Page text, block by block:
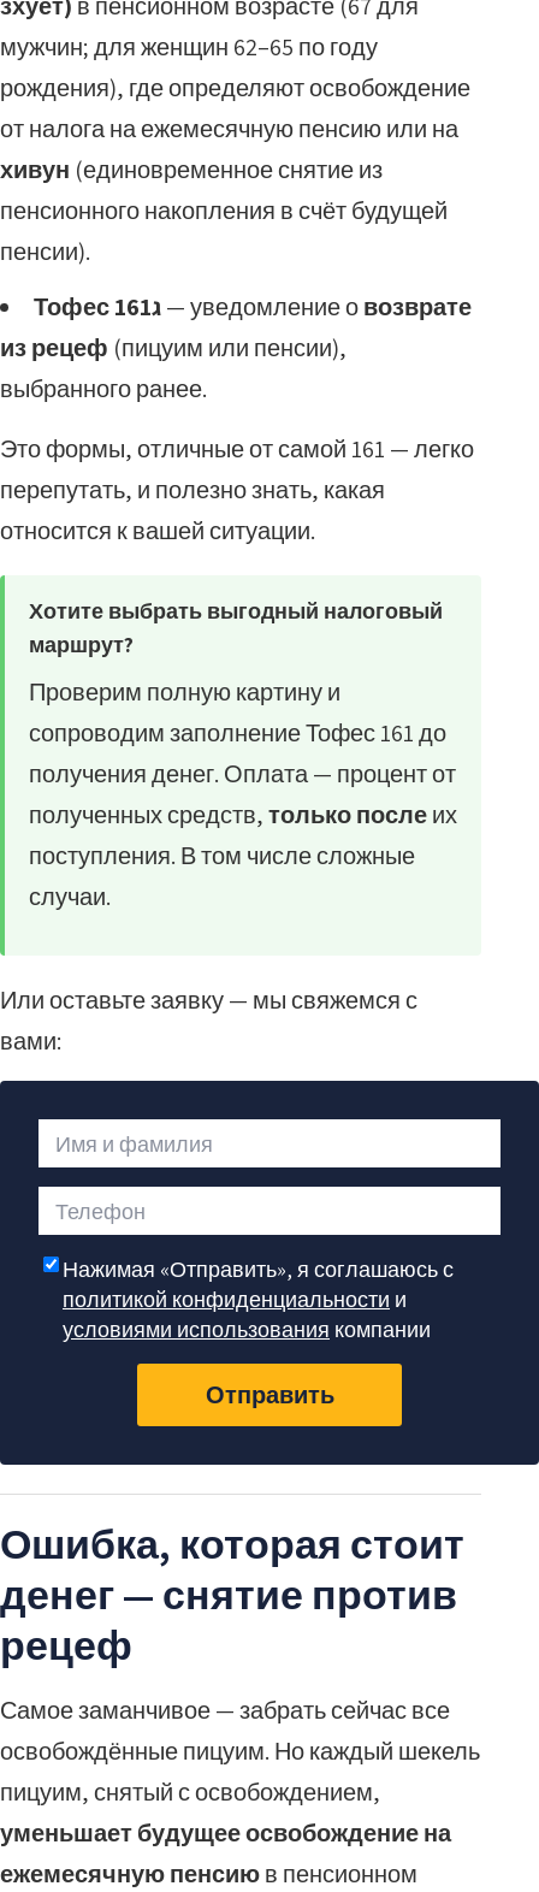
мужчин; для женщин 62–65 по году
рождения), где определяют освобождение
от налога на ежемесячную пенсию или на
хивун (единовременное снятие из
пенсионного накопления в счёт будущей
пенсии).
Тофес 161ג— уведомление овозврате
из рецеф (пицуим или пенсии),
выбранного ранее.
Это формы, отличные от самой 161 — легко
перепутать, и полезно знать, какая
относится к вашей ситуации.
Хотите выбрать выгодный налоговый
маршрут?
Проверим полную картину и
сопроводим заполнение Тофес 161 до
получения денег. Оплата — процент от
полученных средств,только послеих
поступления. В том числе сложные
случаи.
Или оставьте заявку — мы свяжемся с
вами:
Имя и фамилия
Телефон
Нажимая «Отправить», я соглашаюсь с
политикой конфиденциальности и
условиями использования компании
Отправить
Ошибка, которая стоит
денег — снятие против
рецеф
Самое заманчивое — забрать сейчас все
освобождённые пицуим. Но каждый шекель
пицуим, снятый с освобождением,
уменьшает будущее освобождение на
ежемесячную пенсиюв пенсионном